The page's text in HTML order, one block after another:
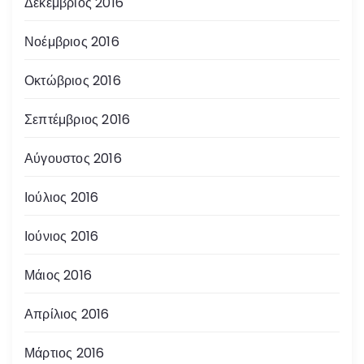
Νοέμβριος 2016
Οκτώβριος 2016
Σεπτέμβριος 2016
Αύγουστος 2016
Ιούλιος 2016
Ιούνιος 2016
Μάιος 2016
Απρίλιος 2016
Μάρτιος 2016